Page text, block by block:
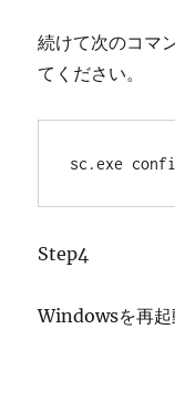
続けて次のコマ
てください。
sc.exe
Step4
Windowsを再起